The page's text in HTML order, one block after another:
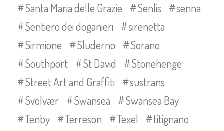
Santa Maria delle Grazie
Senlis
senna
Sentiero dei doganieri
sirenetta
Sirmione
Sluderno
Sorano
Southport
St David
Stonehenge
Street Art and Graffiti
sustrans
Svolvær
Swansea
Swansea Bay
Tenby
Terreson Texel
titignano